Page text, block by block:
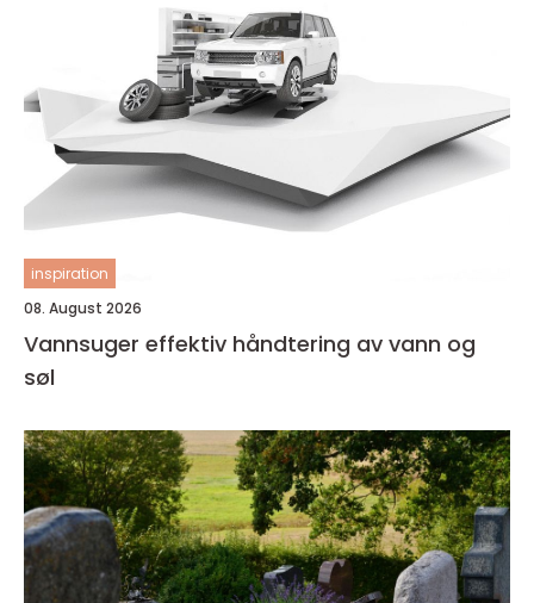
inspiration
08. August 2026
Vannsuger effektiv håndtering av vann og
søl